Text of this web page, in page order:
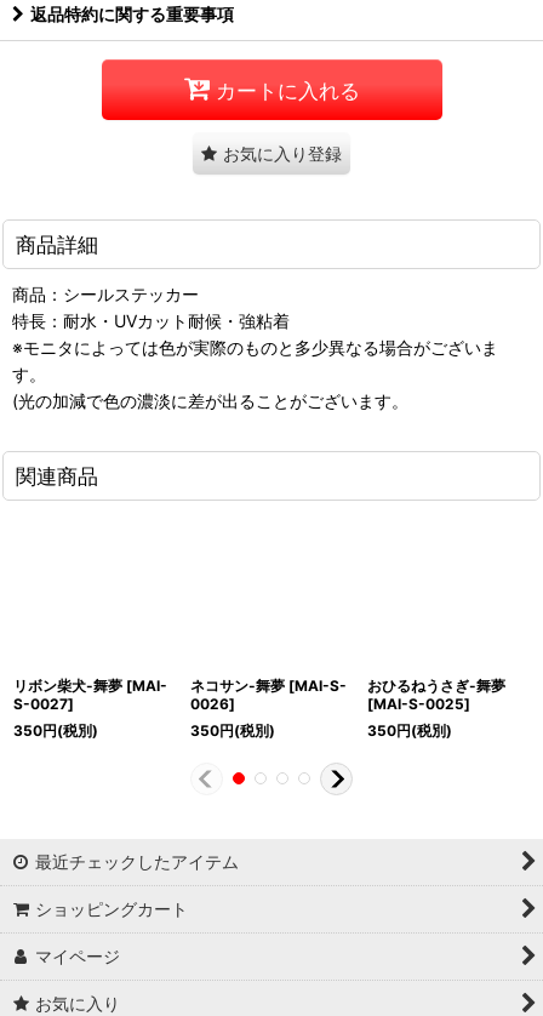
返品特約に関する重要事項
カートに入れる
お気に入り登録
商品詳細
商品：シールステッカー
特長：耐水・UVカット耐候・強粘着
※モニタによっては色が実際のものと多少異なる場合がございま
す。
(光の加減で色の濃淡に差が出ることがございます。
関連商品
リボン柴犬-舞夢 [MAI-
S-0027]
350円(税別)
ネコサン-舞夢 [MAI-S-
0026]
350円(税別)
おひるねうさぎ-舞夢
[MAI-S-0025]
350円(税別)
最近チェックしたアイテム
ショッピングカート
マイページ
お気に入り